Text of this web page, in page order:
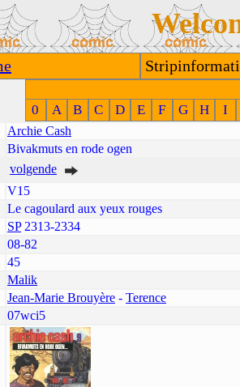
0 A B C D E F G H I
Archie Cash
Bivakmuts en rode ogen
volgende
V15
Le cagoulard aux yeux rouges
SP2313-2334
08-82
45
Malik
Jean-Marie Brouyère - Terence
07wci5